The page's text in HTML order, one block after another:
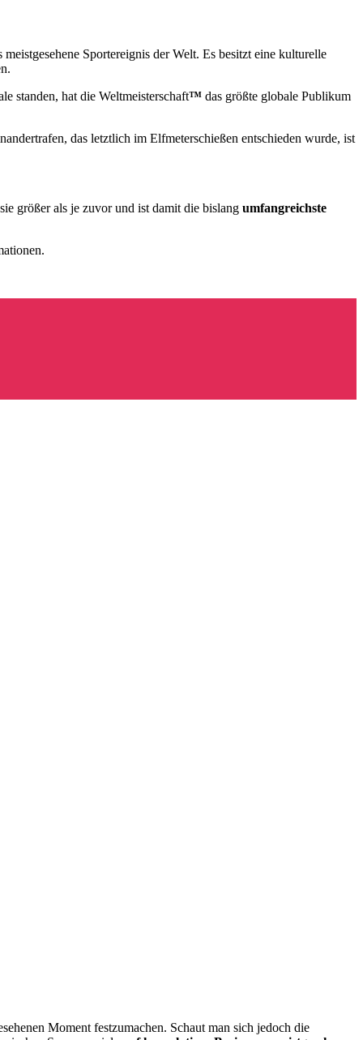
meistgesehene Sportereignis der Welt. Es besitzt eine kulturelle
standen, hat die Weltmeisterschaft™ das größte globale Publikum
das letztlich im Elfmeterschießen entschieden wurde, ist
größer als je zuvor und ist damit die bislang umfangreichste
Moment festzumachen. Schaut man sich jedoch die